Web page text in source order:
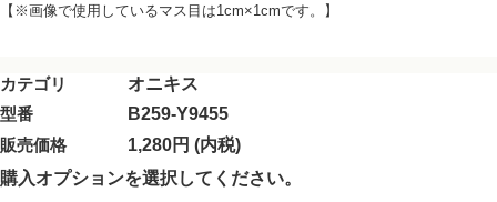
【※画像で使用しているマス目は1cm×1cmです。】
カテゴリ
オニキス
型番
B259-Y9455
販売価格
1,280円 (内税)
購入オプションを選択してください。